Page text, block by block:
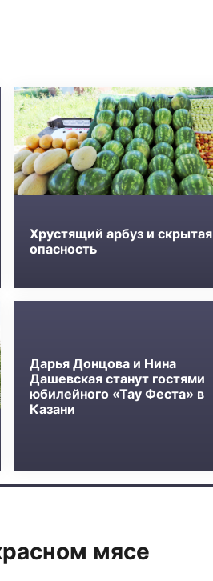
Хрустящий арбуз и скрытая
опасность
Дарья Донцова и Нина
Дашевская станут гостями
юбилейного «Тау Феста» в
Казани
мясе